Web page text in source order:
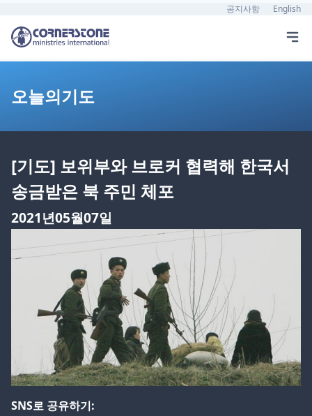
공지사항 English
오늘의기도
[기도] 보위부와 브로커 협력해 한국서
송금받은 북 주민 체포
2021년05월07일
SNS로 공유하기: